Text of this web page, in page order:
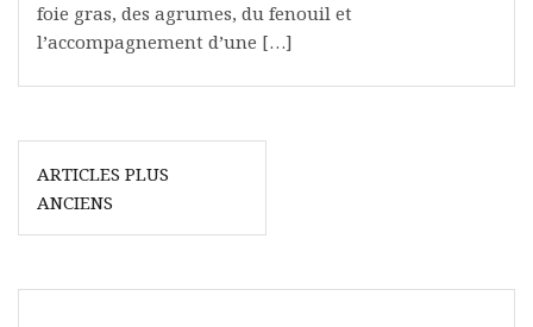
foie gras, des agrumes, du fenouil et
l’accompagnement d’une […]
Navigation
des
articles
ARTICLES PLUS
ANCIENS